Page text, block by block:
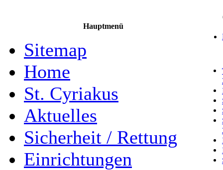
Hauptmenü
Sitemap
Home
St. Cyriakus
Aktuelles
Sicherheit / Rettung
Einrichtungen